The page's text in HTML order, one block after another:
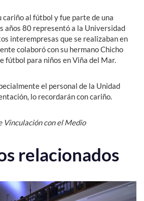
cariño al fútbol y fue parte de una
años 80 representó a la Universidad
interempresas que se realizaban en
colaboró con su hermano Chicho
fútbol para niños en Viña del Mar.
el personal de la Unidad
lo recordarán con cariño.
Vinculación con el Medio
relacionados